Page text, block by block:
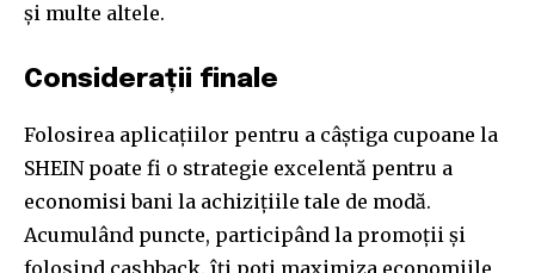
și multe altele.
Considerații finale
Folosirea aplicațiilor pentru a câștiga cupoane la
SHEIN poate fi o strategie excelentă pentru a
economisi bani la achizițiile tale de modă.
Acumulând puncte, participând la promoții și
folosind cashback, îți poți maximiza economiile